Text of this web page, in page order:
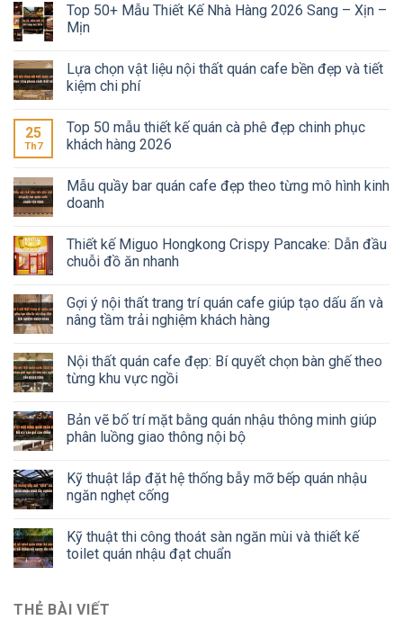
Top 50+ Mẫu Thiết Kế Nhà Hàng 2026 Sang – Xịn –
Mịn
Lựa chọn vật liệu nội thất quán cafe bền đẹp và tiết
kiệm chi phí
25
Th7
Top 50 mẫu thiết kế quán cà phê đẹp chinh phục
khách hàng 2026
Mẫu quầy bar quán cafe đẹp theo từng mô hình kinh
doanh
Thiết kế Miguo Hongkong Crispy Pancake: Dẫn đầu
chuỗi đồ ăn nhanh
Gợi ý nội thất trang trí quán cafe giúp tạo dấu ấn và
nâng tầm trải nghiệm khách hàng
Nội thất quán cafe đẹp: Bí quyết chọn bàn ghế theo
từng khu vực ngồi
Bản vẽ bố trí mặt bằng quán nhậu thông minh giúp
phân luồng giao thông nội bộ
Kỹ thuật lắp đặt hệ thống bẫy mỡ bếp quán nhậu
ngăn nghẹt cống
Kỹ thuật thi công thoát sàn ngăn mùi và thiết kế
toilet quán nhậu đạt chuẩn
THẺ BÀI VIẾT